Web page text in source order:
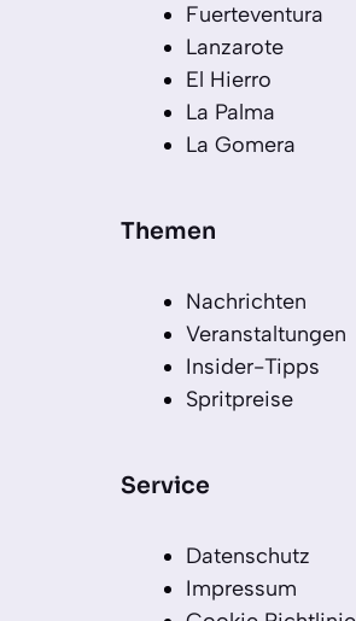
Fuerteventura
Lanzarote
El Hierro
La Palma
La Gomera
Themen
Nachrichten
Veranstaltungen
Insider-Tipps
Spritpreise
Service
Datenschutz
Impressum